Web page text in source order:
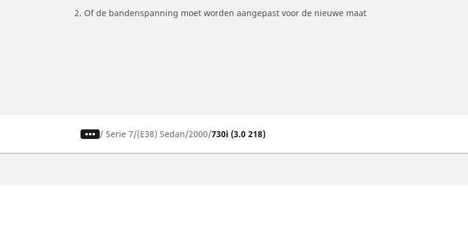
2. Of de bandenspanning moet worden aangepast voor de nieuwe maat
/ Serie 7 (E38) Sedan 2000 730i (3.0 218)